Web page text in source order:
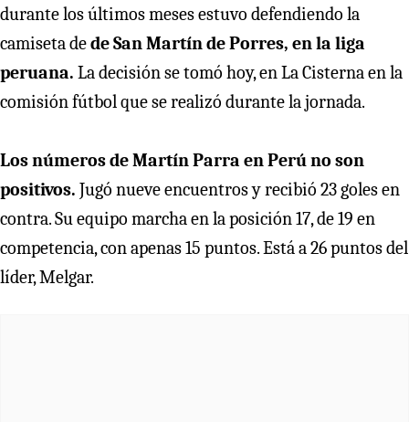
durante los últimos meses estuvo defendiendo la
camiseta dede San Martín de Porres, en la liga
peruana. La decisión se tomó hoy, en La Cisterna en la
comisión fútbol que se realizó durante la jornada.
Los números de Martín Parra en Perú no son
positivos. Jugó nueve encuentros y recibió 23 goles en
contra. Su equipo marcha en la posición 17, de 19 en
competencia, con apenas 15 puntos. Está a 26 puntos del
líder, Melgar.